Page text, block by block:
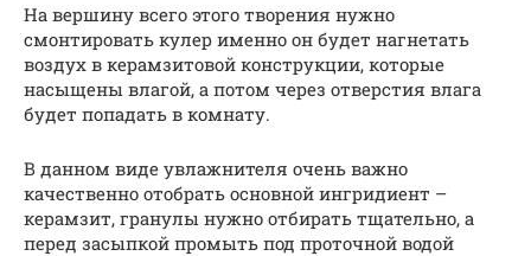
На вершину всего этого творения нужно
смонтировать кулер именно он будет нагнетать
воздух в керамзитовой конструкции, которые
насыщены влагой, а потом через отверстия влага
будет попадать в комнату.
В данном виде увлажнителя очень важно
качественно отобрать основной ингридиент –
керамзит, гранулы нужно отбирать тщательно, а
перед засыпкой промыть под проточной водой